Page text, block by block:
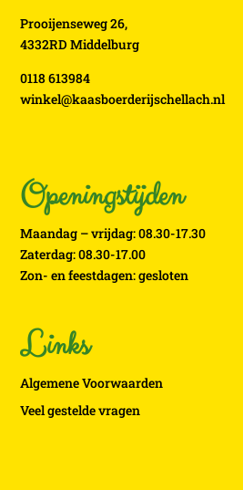
Prooijenseweg 26,
4332RD Middelburg
0118 613984
winkel@kaasboerderijschellach.nl
Openingstijden
Maandag – vrijdag: 08.30-17.30
Zaterdag: 08.30-17.00
Zon- en feestdagen: gesloten
Links
Algemene Voorwaarden
Veel gestelde vragen